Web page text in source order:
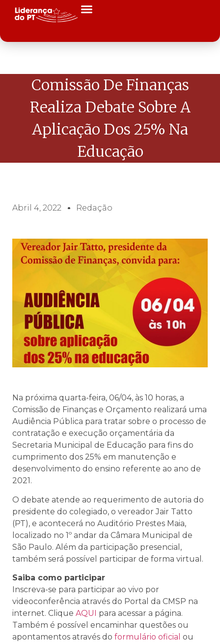
Comissão De Finanças
Realiza Debate Sobre A
Aplicação Dos 25% Na
Educação
Abril 4, 2022 Redação
Na próxima quarta-feira, 06/04, às 10 horas, a
Comissão de Finanças e Orçamento realizará uma
Audiência Pública para tratar sobre o processo de
contratação e execução orçamentária da
Secretaria Municipal de Educação para fins do
cumprimento dos 25% em manutenção e
desenvolvimento do ensino referente ao ano de
2021.
O debate atende ao requerimento de autoria do
presidente do colegiado, o vereador Jair Tatto
(PT), e acontecerá no Auditório Prestes Maia,
localizado no 1º andar da Câmara Municipal de
São Paulo. Além da participação presencial,
também será possível participar de forma virtual.
Saiba como participar
Inscreva-se para participar ao vivo por
videoconferência através do Portal da CMSP na
internet. Clique AQUI para acessar a página.
Também é possível encaminhar questões ou
apontamentos através do formulário oficial ou